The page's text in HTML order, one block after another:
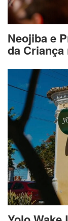
Neojiba e
da Criança